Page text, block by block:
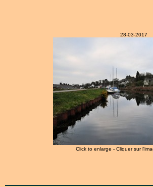
28-03-2017
Click to enlarge - Cliquer sur